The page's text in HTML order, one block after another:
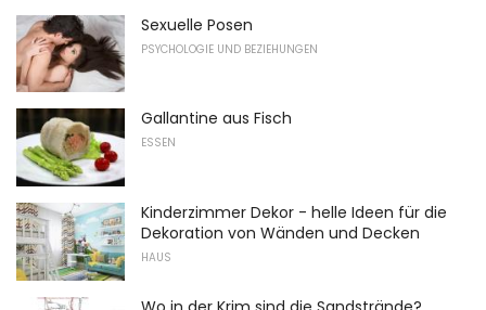
Sexuelle Posen
PSYCHOLOGIE UND BEZIEHUNGEN
Gallantine aus Fisch
ESSEN
Kinderzimmer Dekor - helle Ideen für die
Dekoration von Wänden und Decken
HAUS